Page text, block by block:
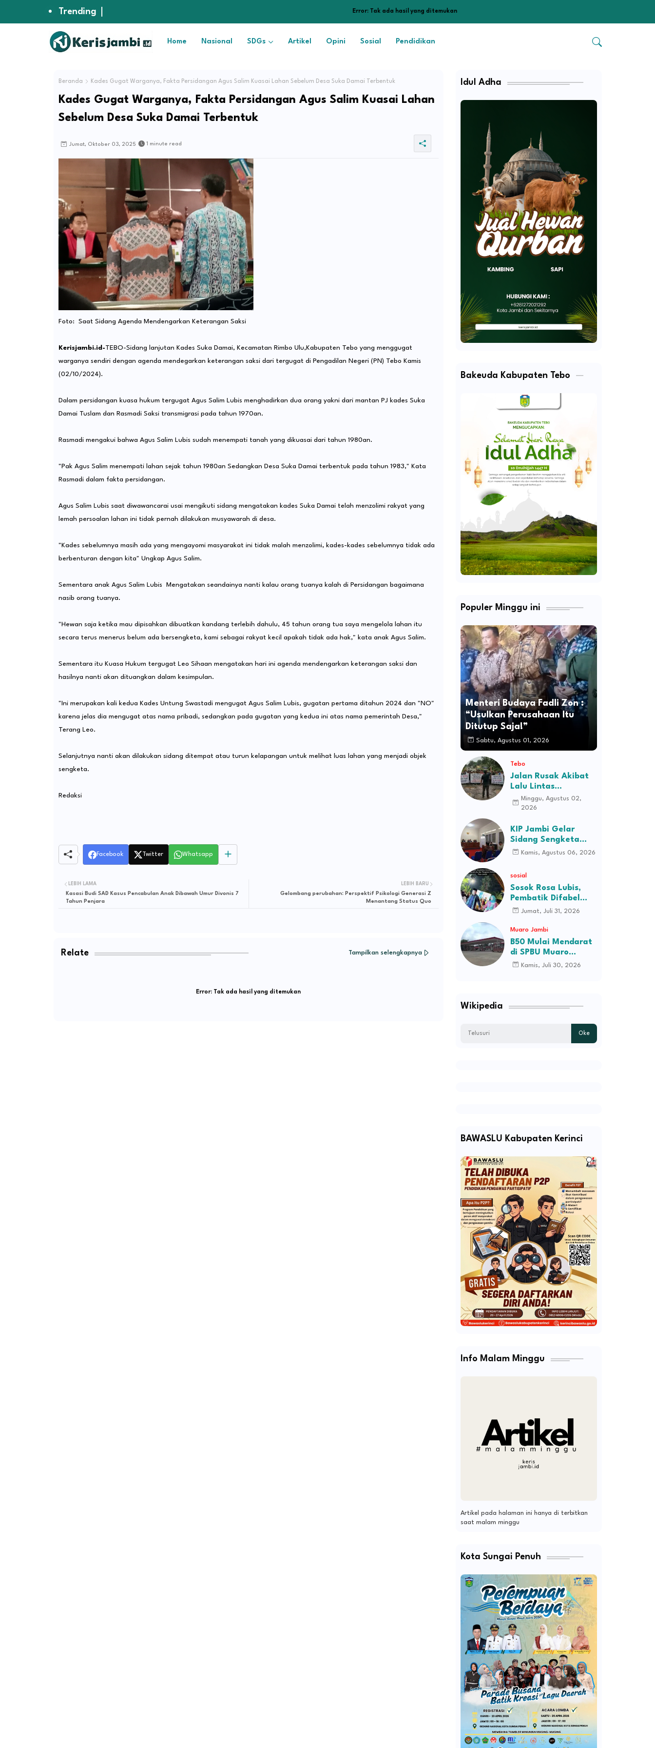
Trending Error: Tak ada hasil yang ditemukan
Home Nasional SDGs Artikel Opini Sosial Pendidikan
Beranda Kades Gugat Warganya, Fakta Persidangan Agus Salim Kuasai Lahan Sebelum Desa Suka Damai Terbentuk
Kades Gugat Warganya, Fakta Persidangan Agus Salim Kuasai Lahan
Sebelum Desa Suka Damai Terbentuk
Jumat, Oktober 03, 2025 1 minute read
Foto: Saat Sidang Agenda Mendengarkan Keterangan Saksi
Kerisjambi.id-TEBO-Sidang lanjutan Kades Suka Damai, Kecamatan Rimbo Ulu,Kabupaten Tebo yang menggugat
warganya sendiri dengan agenda mendegarkan keterangan saksi dari tergugat di Pengadilan Negeri (PN) Tebo Kamis
(02/10/2024).
Dalam persidangan kuasa hukum tergugat Agus Salim Lubis menghadirkan dua orang yakni dari mantan PJ kades Suka
Damai Tuslam dan Rasmadi Saksi transmigrasi pada tahun 1970an.
Rasmadi mengakui bahwa Agus Salim Lubis sudah menempati tanah yang dikuasai dari tahun 1980an.
"Pak Agus Salim menempati lahan sejak tahun 1980an Sedangkan Desa Suka Damai terbentuk pada tahun 1983," Kata
Rasmadi dalam fakta persidangan.
Agus Salim Lubis saat diwawancarai usai mengikuti sidang mengatakan kades Suka Damai telah menzolimi rakyat yang
lemah persoalan lahan ini tidak pernah dilakukan musyawarah di desa.
"Kades sebelumnya masih ada yang mengayomi masyarakat ini tidak malah menzolimi, kades-kades sebelumnya tidak ada
berbenturan dengan kita" Ungkap Agus Salim.
Sementara anak Agus Salim Lubis Mengatakan seandainya nanti kalau orang tuanya kalah di Persidangan bagaimana
nasib orang tuanya.
"Hewan saja ketika mau dipisahkan dibuatkan kandang terlebih dahulu, 45 tahun orang tua saya mengelola lahan itu
secara terus menerus belum ada bersengketa, kami sebagai rakyat kecil apakah tidak ada hak," kata anak Agus Salim.
Sementara itu Kuasa Hukum tergugat Leo Sihaan mengatakan hari ini agenda mendengarkan keterangan saksi dan
hasilnya nanti akan dituangkan dalam kesimpulan.
"Ini merupakan kali kedua Kades Untung Swastadi mengugat Agus Salim Lubis, gugatan pertama ditahun 2024 dan "NO"
karena jelas dia mengugat atas nama pribadi, sedangkan pada gugatan yang kedua ini atas nama pemerintah Desa,"
Terang Leo.
Selanjutnya nanti akan dilakukan sidang ditempat atau turun kelapangan untuk melihat luas lahan yang menjadi objek
sengketa.
Redaksi
Facebook Twitter Whatsapp
LEBIH BARU
Gelombang perubahan: Perspektif Psikologi Generasi Z
Menantang Status Quo
LEBIH LAMA
Kasasi Budi SAD Kasus Pencabulan Anak Dibawah Umur Divonis 7
Tahun Penjara
Relate Tampilkan selengkapnya
Error: Tak ada hasil yang ditemukan
Idul Adha
Bakeuda Kabupaten Tebo
Populer Minggu ini
Menteri Budaya Fadli Zon :
“Usulkan Perusahaan Itu
Ditutup Saja!”
Sabtu, Agustus 01, 2026
Tebo
Jalan Rusak Akibat
Lalu Lintas
Kendaraan
Perusahaan,
Desa Kec Tebo Ilir
Bakal Blokade Jalan
Minggu, Agustus 02,
2026
KIP Jambi Gelar
Sidang Sengketa
Informasi Dugaan
Kamis, Agustus 06, 2026
sosial
Sosok Rosa Lubis,
Pembatik Difabel
Jambi di Balik
Batik Ibu Gubernur
Jumat, Juli 31, 2026
Muaro Jambi
B50 Mulai Mendarat
di SPBU Muaro
Jambi, Stok Ludes
Kamis, Juli 30, 2026
Wikipedia
BAWASLU Kabupaten Kerinci
Info Malam Minggu
Artikel pada halaman ini hanya di terbitkan
saat malam minggu
Kota Sungai Penuh